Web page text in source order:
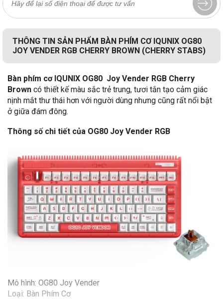
THÔNG TIN SẢN PHẨM BÀN PHÍM CƠ IQUNIX OG80
JOY VENDER RGB CHERRY BROWN (CHERRY STABS)
Bàn phím cơ IQUNIX OG80 Joy Vender RGB Cherry
Brown có thiết kế màu sắc trẻ trung, tươi tắn tạo cảm giác
nịnh mắt thư thái hơn với người dùng nhưng cũng rất nổi bật
ở giữa đám đông.
Thông số chi tiết của OG80 Joy Vender RGB
Mô hình: OG80 Joy Vender
Loại: Bàn Phím Cơ